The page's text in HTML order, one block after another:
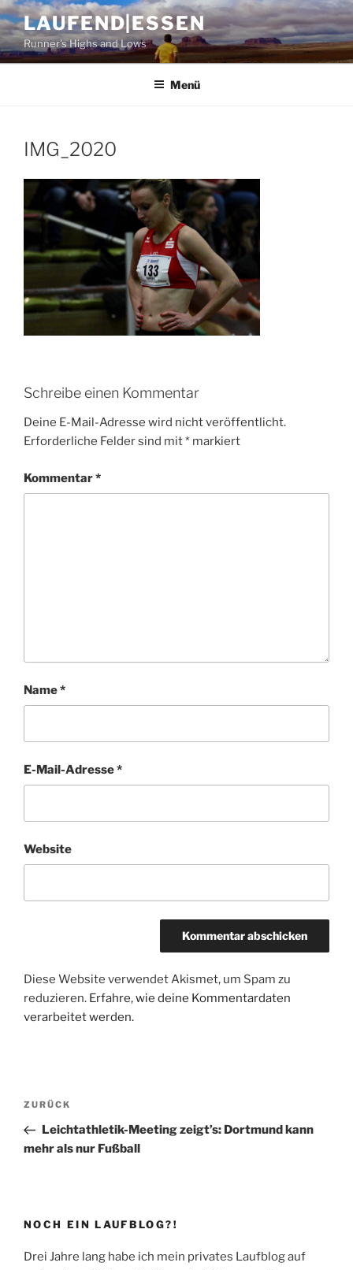
Zum
Inhalt
springen
LAUFEND|ESSEN
Runner's Highs and Lows
Menü
IMG_2020
Schreibe einen Kommentar
Deine E-Mail-Adresse wird nicht veröffentlicht.
Erforderliche Felder sind mit* markiert
Kommentar*
Name*
E-Mail-Adresse*
Website
Diese Website verwendet Akismet, um Spam zu
reduzieren. Erfahre, wie deine Kommentardaten
verarbeitet werden.
Beitragsnavigation
Vorheriger
Beitrag
ZURÜCK
Leichtathletik-Meeting zeigt’s: Dortmund kann
mehr als nur Fußball
NOCH EIN LAUFBLOG?!
Drei Jahre lang habe ich mein privates Laufblog auf